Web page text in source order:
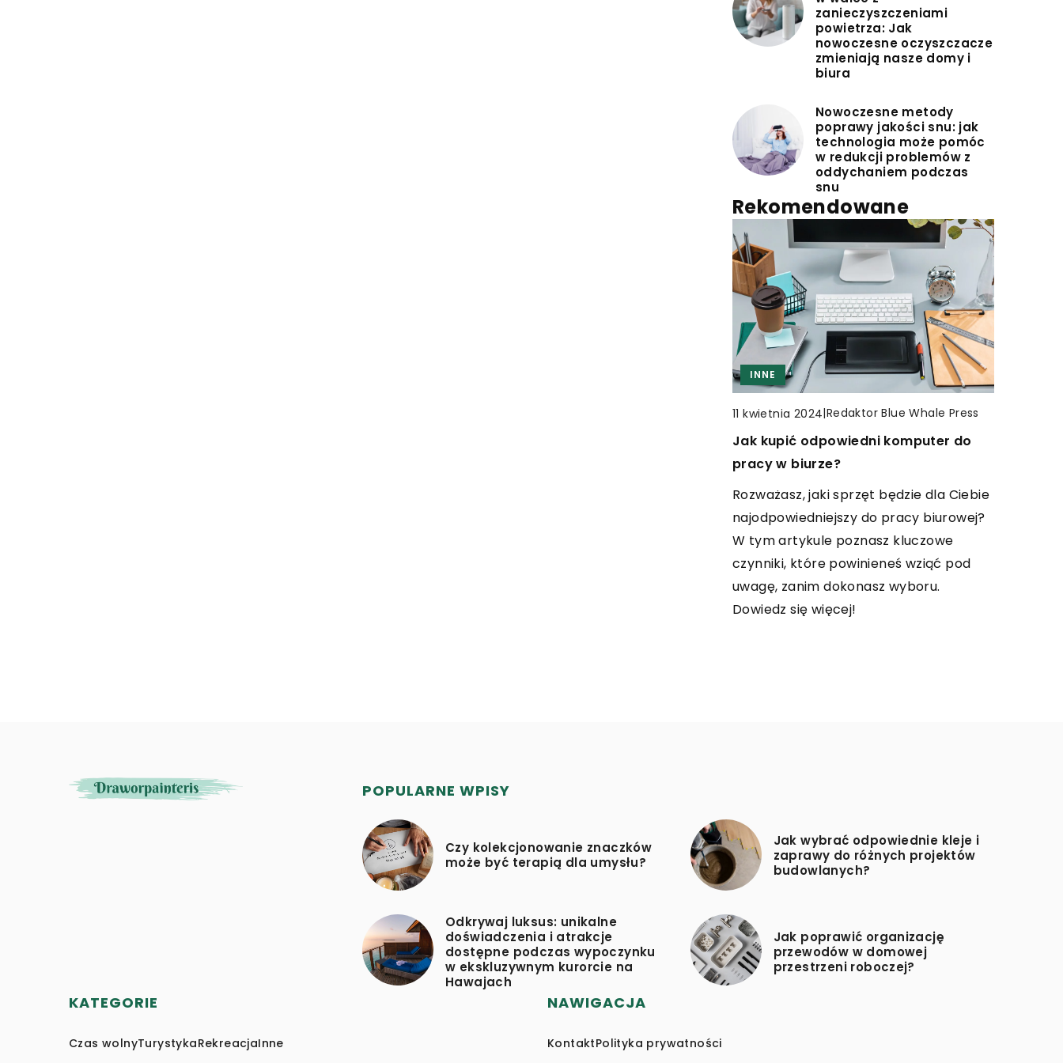
zanieczyszczeniami
powietrza: Jak
nowoczesne oczyszczacze
zmieniają nasze domy i
biura
Nowoczesne metody
poprawy jakości snu: jak
technologia może pomóc
w redukcji problemów z
oddychaniem podczas
snu
Rekomendowane
INNE
18 września 2025|Redaktor Blue Whale Press
Jakie korzyści dla skóry może
przynieść regularne stosowanie
toników z aktywnymi składnikami?
Odkryj, jak regularne stosowanie
toników z aktywnymi składnikami może
poprawić kondycję Twojej skóry.
Zwiększ nawilżenie, redukcję
niedoskonałości i poziom blasku z
INNE
11 kwietnia 2024|Redaktor Blue Whale Press
Jak kupić odpowiedni komputer do
pracy w biurze?
Rozważasz, jaki sprzęt będzie dla Ciebie
najodpowiedniejszy do pracy biurowej?
W tym artykule poznasz kluczowe
czynniki, które powinieneś wziąć pod
uwagę, zanim dokonasz wyboru.
Dowiedz się więcej!
CZAS WOLNY KOLEKCJONERSTWO
8 stycznia 2024|Redaktor Blue Whale Press
Podróż w głąb fascynującego świata
filumenistyki: sztuka zbierania
zapałek
Zanurz się w fascynującym świecie
filumenistyki, unikalnej sztuki zbierania
zapałek. Odkryj jej historię, techniki i
cenne kolekcje.
POPULARNE WPISY
Czy kolekcjonowanie znaczków
może być terapią dla umysłu?
Jak wybrać odpowiednie kleje i
zaprawy do różnych projektów
budowlanych?
Odkrywaj luksus: unikalne
doświadczenia i atrakcje
dostępne podczas wypoczynku
w ekskluzywnym kurorcie na
Hawajach
Jak poprawić organizację
przewodów w domowej
przestrzeni roboczej?
KATEGORIE
Czas wolnyTurystykaRekreacjaInne
NAWIGACJA
KontaktPolityka prywatności